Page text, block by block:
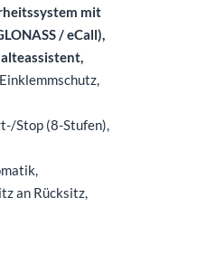
mit
/ eCall),
Stop (8-Stufen),
an Rücksitz,